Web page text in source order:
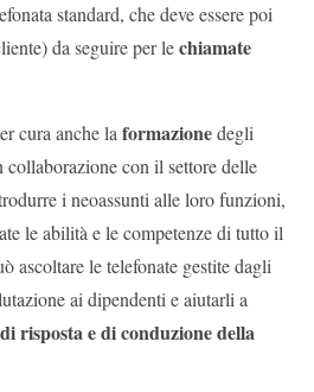
standard, che deve essere poi
da seguire per lechiamate
cura anche laformazionedegli
con il settore delle
i neoassunti alle loro funzioni,
le abilità e le competenze di tutto il
ascoltare le telefonate gestite dagli
ai dipendenti e aiutarli a
risposta e di conduzione della